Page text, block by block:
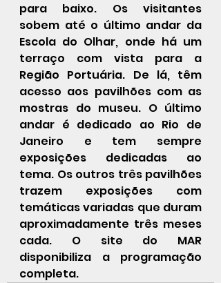
para baixo. Os visitantes
sobem até o último andar da
Escola do Olhar, onde há um
terraço com vista para a
Região Portuária. De lá, têm
acesso aos pavilhões com as
mostras do museu. O último
andar é dedicado ao Rio de
Janeiro e tem sempre
exposições dedicadas ao
tema. Os outros três pavilhões
trazem exposições com
temáticas variadas que duram
aproximadamente três meses
cada. O site do MAR
disponibiliza a programação
completa.